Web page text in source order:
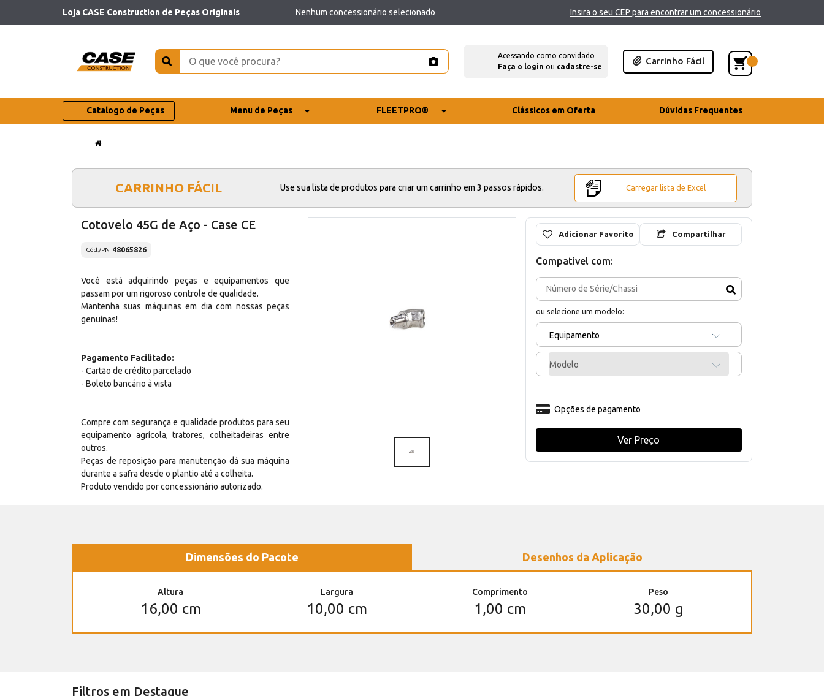
Loja CASE Construction de Peças Originais Nenhum concessionário selecionado Insira o seu CEP para encontrar um concessionário
Acessando como convidado
Faça o login ou cadastre-se
Carrinho Fácil
Catalogo de Peças Menu de Peças FLEETPRO® Clássicos em Oferta Dúvidas Frequentes
CARRINHO FÁCIL Use sua lista de produtos para criar um carrinho em 3 passos rápidos. Carregar lista de Excel
Cotovelo 45G de Aço - Case CE
Cód./PN 48065826
Você está adquirindo peças e equipamentos que
passam por um rigoroso controle de qualidade.
Mantenha suas máquinas em dia com nossas peças
genuínas!
Pagamento Facilitado:
- Cartão de crédito parcelado
- Boleto bancário à vista
Compre com segurança e qualidade produtos para seu
equipamento agrícola, tratores, colheitadeiras entre
outros.
Peças de reposição para manutenção dá sua máquina
durante a safra desde o plantio até a colheita.
Produto vendido por concessionário autorizado.
Adicionar Favorito Compartilhar
Compativel com:
ou selecione um modelo:
Equipamento
Modelo
Opções de pagamento
Ver Preço
Dimensões do Pacote Desenhos da Aplicação
Altura
16,00 cm
Largura
10,00 cm
Comprimento
1,00 cm
Peso
30,00 g
Filtros em Destaque